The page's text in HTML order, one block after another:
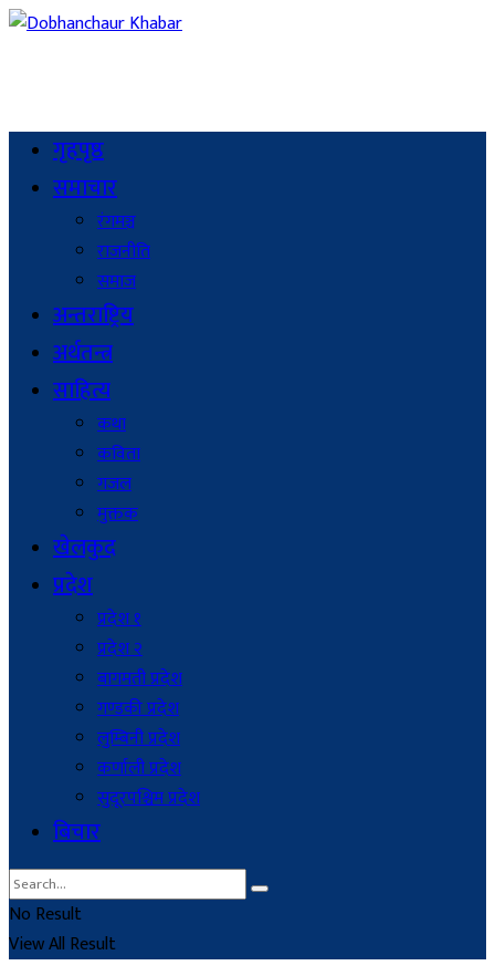
गृहपृष्ठ
समाचार
रंगमञ्च
राजनीति
समाज
अन्तराष्ट्रिय
अर्थतन्त्र
साहित्य
कथा
कविता
गजल
मुक्तक
खेलकुद
प्रदेश
प्रदेश १
प्रदेश २
बागमती प्रदेश
गण्डकी प्रदेश
लुम्बिनी प्रदेश
कर्णाली प्रदेश
सुदूरपश्चिम प्रदेश
बिचार
No Result
View All Result